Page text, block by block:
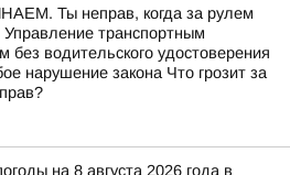
Ты неправ, когда за рулем
Управление транспортным
без водительского удостоверения
нарушение закона Что грозит за
на 8 августа 2026 года в